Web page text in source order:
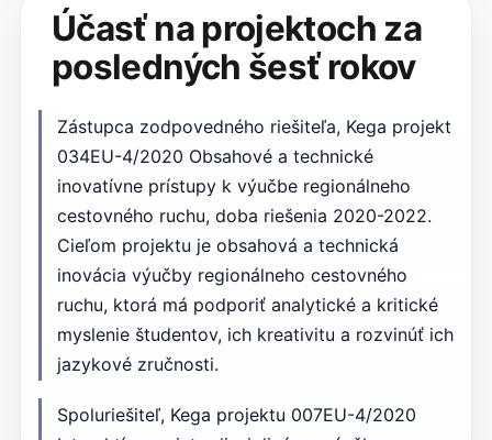
Účasť na projektoch za
posledných šesť rokov
Zástupca zodpovedného riešiteľa, Kega projekt
034EU-4/2020 Obsahové a technické
inovatívne prístupy k výučbe regionálneho
cestovného ruchu, doba riešenia 2020-2022.
Cieľom projektu je obsahová a technická
inovácia výučby regionálneho cestovného
ruchu, ktorá má podporiť analytické a kritické
myslenie študentov, ich kreativitu a rozvinúť ich
jazykové zručnosti.
Spoluriešiteľ, Kega projektu 007EU-4/2020